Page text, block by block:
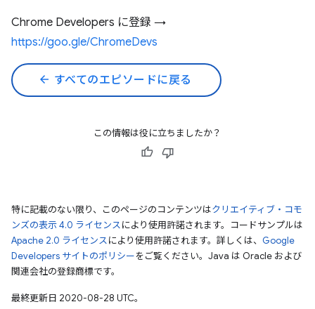
Chrome Developers に登録 →
https://goo.gle/ChromeDevs
arrow_back すべてのエピソードに戻る
この情報は役に立ちましたか？
特に記載のない限り、このページのコンテンツはクリエイティブ・コモ
ンズの表示 4.0 ライセンスにより使用許諾されます。コードサンプルは
Apache 2.0 ライセンスにより使用許諾されます。詳しくは、 Google
Developers サイトのポリシーをご覧ください。Java は Oracle および
関連会社の登録商標です。
最終更新日 2020-08-28 UTC。